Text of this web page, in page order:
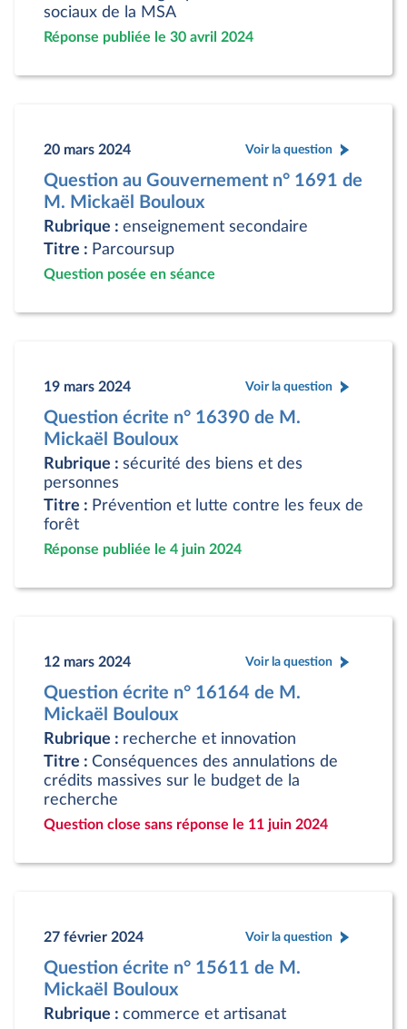
sociaux de la MSA
Réponse publiée le 30 avril 2024
20 mars 2024 Voir la question
Question au Gouvernement n° 1691 de
M. Mickaël Bouloux
Rubrique : enseignement secondaire
Titre : Parcoursup
Question posée en séance
19 mars 2024 Voir la question
Question écrite n° 16390 de M.
Mickaël Bouloux
Rubrique : sécurité des biens et des
personnes
Titre : Prévention et lutte contre les feux de
forêt
Réponse publiée le 4 juin 2024
12 mars 2024 Voir la question
Question écrite n° 16164 de M.
Mickaël Bouloux
Rubrique : recherche et innovation
Titre : Conséquences des annulations de
crédits massives sur le budget de la
recherche
Question close sans réponse le 11 juin 2024
27 février 2024 Voir la question
Question écrite n° 15611 de M.
Mickaël Bouloux
Rubrique : commerce et artisanat